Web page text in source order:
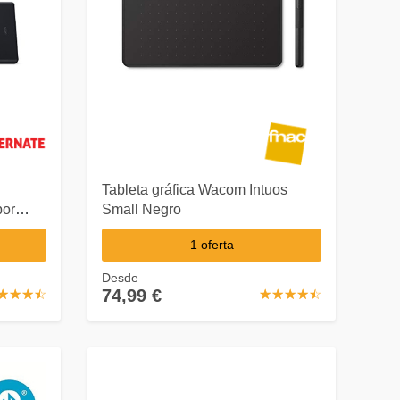
☆☆☆
★★★
Tableta gráfica Wacom Intuos
Small Negro
1 oferta
☆☆☆☆☆
★★★★★
Desde
74,99 €